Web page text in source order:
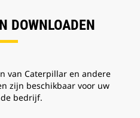
DOWNLOADEN
van Caterpillar en andere
zijn beschikbaar voor uw
bedrijf.